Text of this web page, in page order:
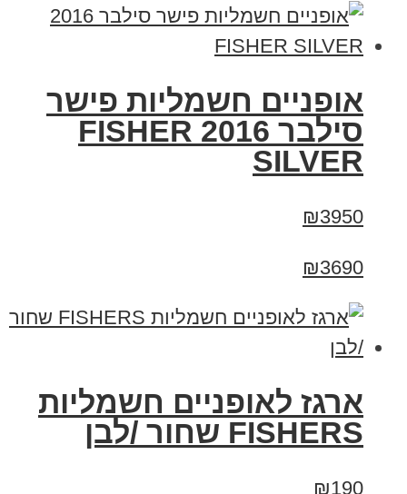
אופניים חשמליות פישר
סילבר 2016 FISHER
SILVER
₪3950
₪3690
ארגז לאופניים חשמליות
FISHERS שחור /לבן
₪190